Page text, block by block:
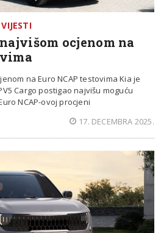
VIJESTI
ocjenom na
na Euro NCAP testovima Kia je
Cargo postigao najvišu moguću
NCAP-ovoj procjeni
17. DECEMBRA 2025.